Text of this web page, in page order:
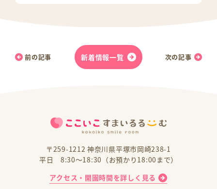
前の記事 新着情報一覧 次の記事
〒259-1212 神奈川県平塚市岡崎238-1
平日 8:30～18:30（お預かり18:00まで）
アクセス・開園時間を詳しく見る